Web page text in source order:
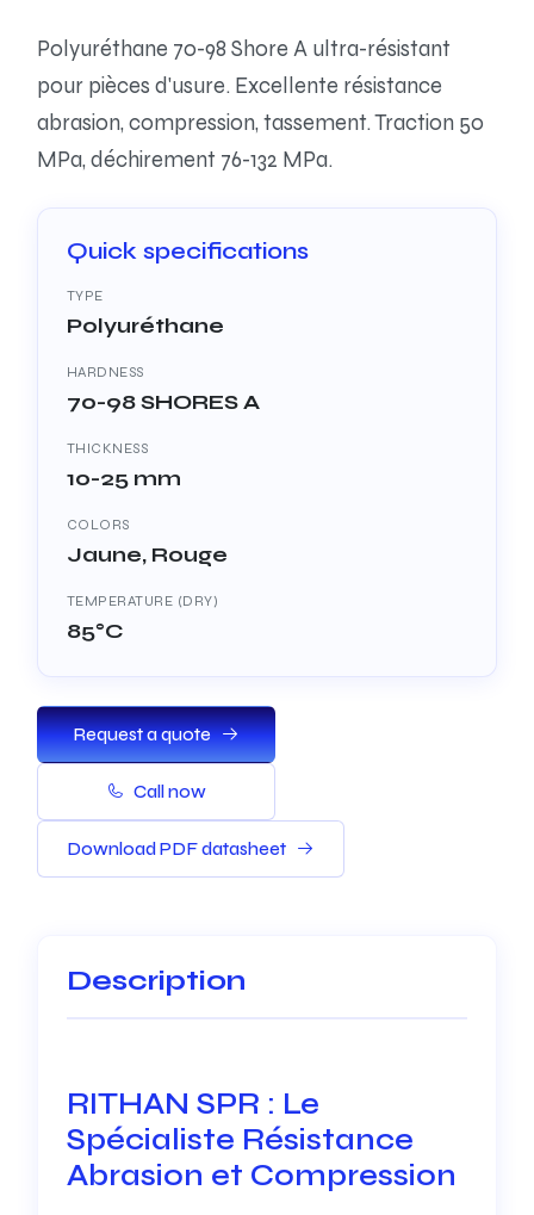
Polyuréthane 70-98 Shore A ultra-résistant
pour pièces d'usure. Excellente résistance
abrasion, compression, tassement. Traction 50
MPa, déchirement 76-132 MPa.
Quick specifications
TYPE
Polyuréthane
HARDNESS
70-98 SHORES A
THICKNESS
10-25 mm
COLORS
Jaune, Rouge
TEMPERATURE (DRY)
85°C
Request a quote
Call now
Download PDF datasheet
Description
RITHAN SPR : Le
Spécialiste Résistance
Abrasion et Compression